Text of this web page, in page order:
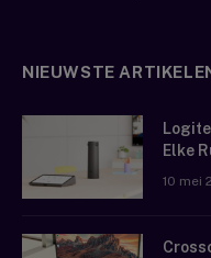
NIEUWSTE
Elke
10 mei